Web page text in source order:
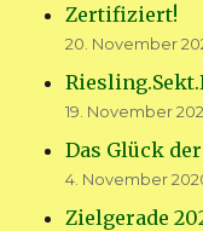
Zertifiziert!
20. November
19. November
Das Glück
4. November
Zielgerade